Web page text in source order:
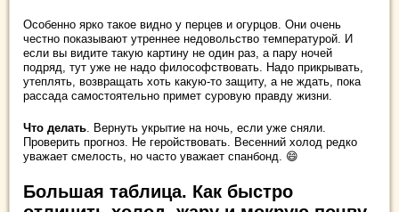
Особенно ярко такое видно у перцев и огурцов. Они очень
честно показывают утреннее недовольство температурой. И
если вы видите такую картину не один раз, а пару ночей
подряд, тут уже не надо философствовать. Надо прикрывать,
утеплять, возвращать хоть какую-то защиту, а не ждать, пока
рассада самостоятельно примет суровую правду жизни.
Что делать . Вернуть укрытие на ночь, если уже сняли.
Проверить прогноз. Не геройствовать. Весенний холод редко
уважает смелость, но часто уважает спанбонд. 😄
Большая таблица. Как быстро